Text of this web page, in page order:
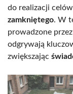
do realizacji
zamkniętego. W
prowadzone
odgrywają
zwiększając